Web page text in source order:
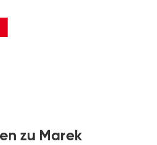
zu Marek